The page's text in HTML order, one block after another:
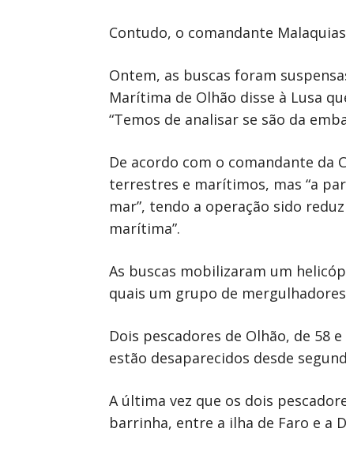
Contudo, o comandante
Ontem, as buscas foram
Marítima de Olhão disse à Lusa
“Temos de analisar se são da
De acordo com o comandante da
terrestres e marítimos, mas “a
mar”, tendo a operação sido
marítima”.
As buscas mobilizaram um
quais um grupo de
Dois pescadores de Olhão, de 58
estão desaparecidos desde
A última vez que os dois
barrinha, entre a ilha de Faro e a